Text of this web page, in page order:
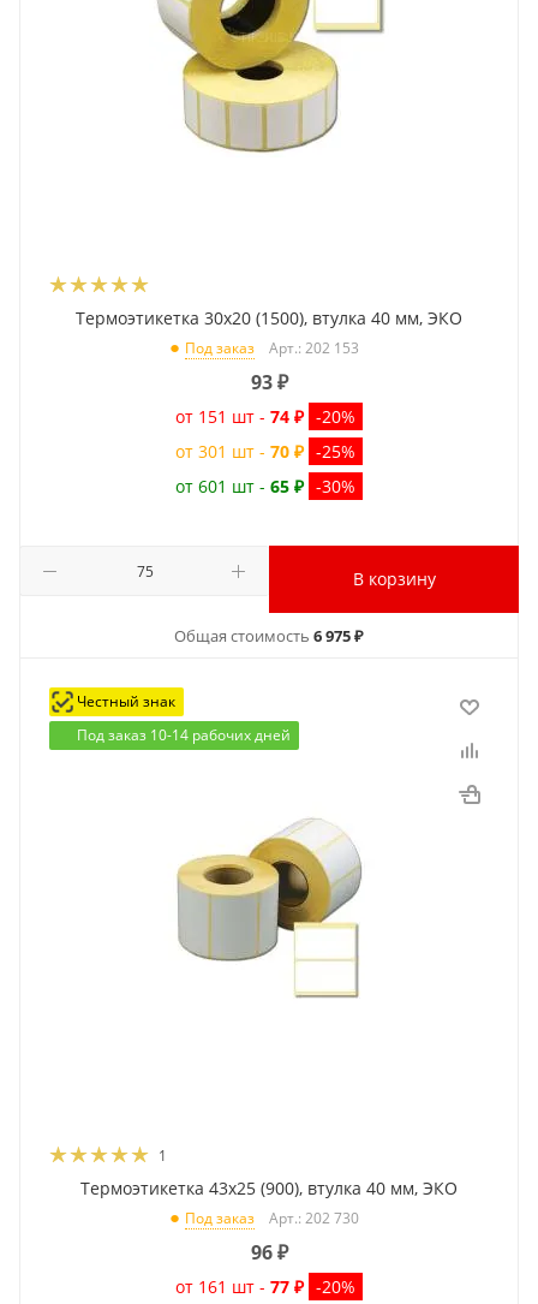
Термоэтикетка 30x20 (1500), втулка 40 мм, ЭКО
Под заказ Арт.: 202 153
93₽
от 151 шт - 74 ₽ -20%
от 301 шт - 70 ₽ -25%
от 601 шт - 65 ₽ -30%
В корзину
Общая стоимость 6 975 ₽
Честный знак
Под заказ 10-14 рабочих дней
1
Термоэтикетка 43x25 (900), втулка 40 мм, ЭКО
Под заказ Арт.: 202 730
96₽
от 161 шт - 77 ₽ -20%